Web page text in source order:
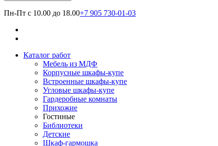
Пн-Пт с 10.00 до 18.00+7 905 730-01-03
Каталог работ
Мебель из МДФ
Корпусные шкафы-купе
Встроенные шкафы-купе
Угловые шкафы-купе
Гардеробные комнаты
Прихожие
Гостиные
Библиотеки
Детские
Шкаф-гармошка